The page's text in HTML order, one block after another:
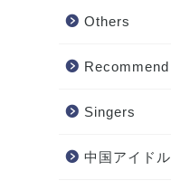
Others
Recommend
Singers
中国アイドル